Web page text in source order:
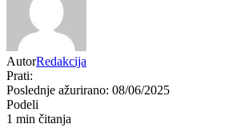
AutorRedakcija
Prati:
Poslednje ažurirano: 08/06/2025
Podeli
1 min čitanja